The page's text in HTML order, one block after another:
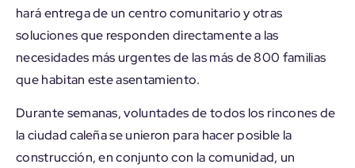
hará entrega de un centro comunitario y otras
soluciones que responden directamente a las
necesidades más urgentes de las más de 800 familias
que habitan este asentamiento.
Durante semanas, voluntades de todos los rincones de
la ciudad caleña se unieron para hacer posible la
construcción, en conjunto con la comunidad, un